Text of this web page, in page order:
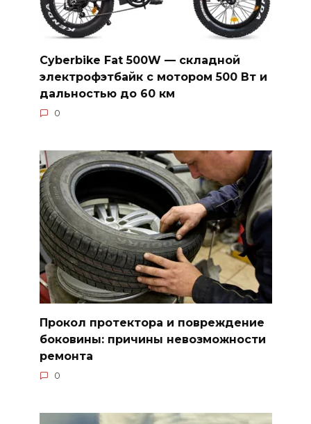
Cyberbike Fat 500W — складной
электрофэтбайк с мотором 500 Вт и
дальностью до 60 км
0
Прокол протектора и повреждение
боковины: причины невозможности
ремонта
0